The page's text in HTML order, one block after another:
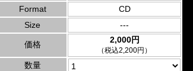
Format
CD
Size
---
価格 2,000円
（税込2,200円）
数量